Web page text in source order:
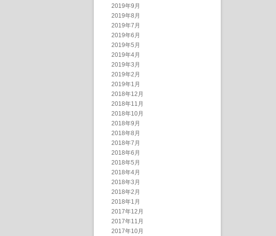
2019年9月
2019年8月
2019年7月
2019年6月
2019年5月
2019年4月
2019年3月
2019年2月
2019年1月
2018年12月
2018年11月
2018年10月
2018年9月
2018年8月
2018年7月
2018年6月
2018年5月
2018年4月
2018年3月
2018年2月
2018年1月
2017年12月
2017年11月
2017年10月